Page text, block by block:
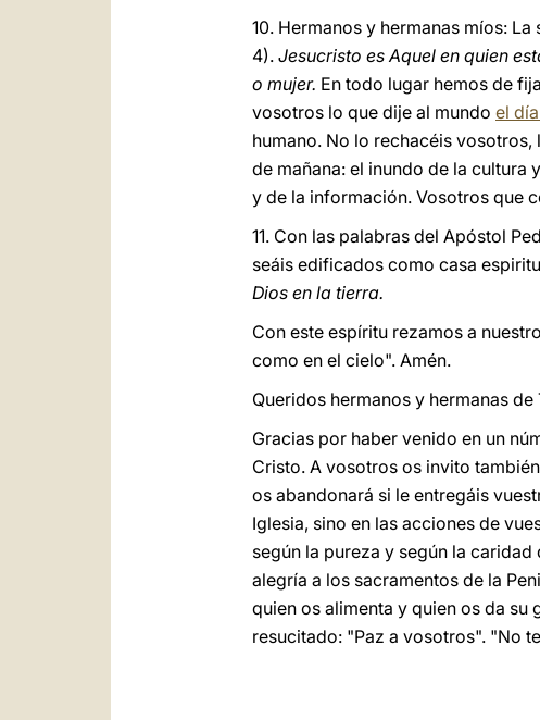
10. Hermanos y hermanas míos:
4). Jesucristo es Aquel en quien
o mujer. En todo lugar hemos de
vosotros lo que dije al mundo el
humano. No lo rechacéis
de mañana: el inundo de la cultura
y de la información. Vosotros que
11. Con las palabras del Apóstol
seáis edificados como casa
Dios en la tierra.
Con este espíritu rezamos a
como en el cielo". Amén.
Queridos hermanos y hermanas de
Gracias por haber venido en un
Cristo. A vosotros os invito
os abandonará si le entregáis
Iglesia, sino en las acciones de
según la pureza y según la
alegría a los sacramentos de la
quien os alimenta y quien os da su
resucitado: "Paz a vosotros". "No